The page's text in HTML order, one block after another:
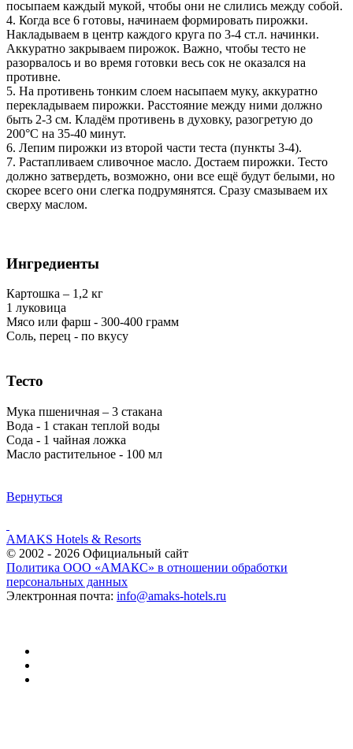
посыпаем каждый мукой, чтобы они не слились между собой.
4. Когда все 6 готовы, начинаем формировать пирожки.
Накладываем в центр каждого круга по 3-4 ст.л. начинки.
Аккуратно закрываем пирожок. Важно, чтобы тесто не
разорвалось и во время готовки весь сок не оказался на
противне.
5. На противень тонким слоем насыпаем муку, аккуратно
перекладываем пирожки. Расстояние между ними должно
быть 2-3 см. Кладём противень в духовку, разогретую до
200°С на 35-40 минут.
6. Лепим пирожки из второй части теста (пункты 3-4).
7. Растапливаем сливочное масло. Достаем пирожки. Тесто
должно затвердеть, возможно, они все ещё будут белыми, но
скорее всего они слегка подрумянятся. Сразу смазываем их
сверху маслом.
Ингредиенты
Картошка – 1,2 кг
1 луковица
Мясо или фарш - 300-400 грамм
Соль, перец - по вкусу
Тесто
Мука пшеничная – 3 стакана
Вода - 1 стакан теплой воды
Сода - 1 чайная ложка
Масло растительное - 100 мл
Вернуться
AMAKS Hotels & Resorts
© 2002 - 2026 Официальный сайт
Политика ООО «АМАКС» в отношении обработки
персональных данных
Электронная почта: info@amaks-hotels.ru